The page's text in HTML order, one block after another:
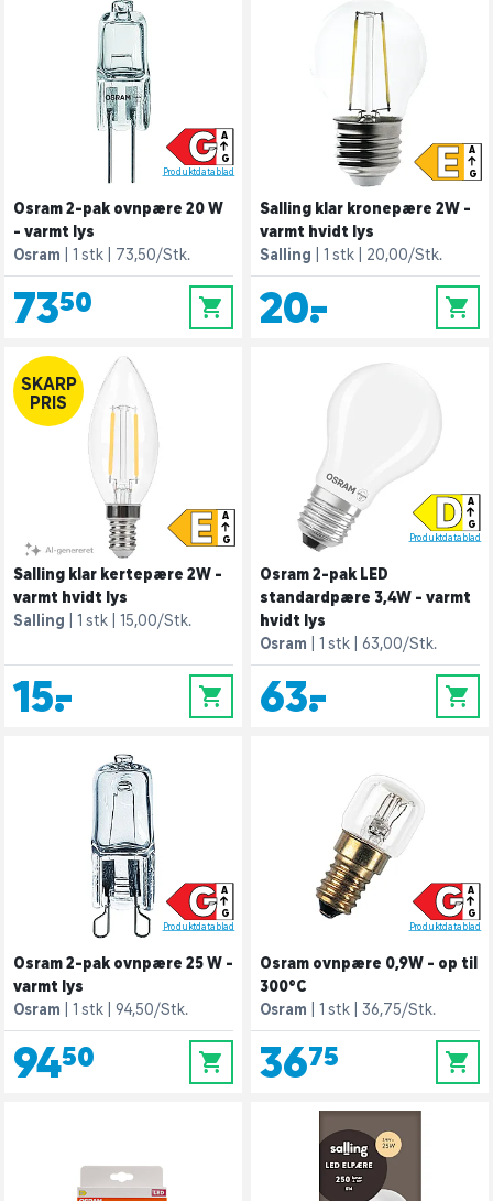
A
G
G
Produktdatablad
Osram 2-pak ovnpære 20 W
- varmt lys
Osram
1 stk 73,50/Stk.
73,50 0
A
G
E
Salling klar kronepære 2W -
varmt hvidt lys
Salling
1 stk 20,00/Stk.
20,- 0
SKARP
PRIS
A
G
E
Salling klar kertepære 2W -
varmt hvidt lys
Salling
1 stk 15,00/Stk.
15,- 0
A
G
D
Produktdatablad
Osram 2-pak LED
standardpære 3,4W - varmt
hvidt lys
Osram
1 stk 63,00/Stk.
63,- 0
A
G
G
Produktdatablad
Osram 2-pak ovnpære 25 W -
varmt lys
Osram
1 stk 94,50/Stk.
94,50 0
A
G
G
Produktdatablad
Osram ovnpære 0,9W - op til
300°C
Osram
1 stk 36,75/Stk.
36,75 0